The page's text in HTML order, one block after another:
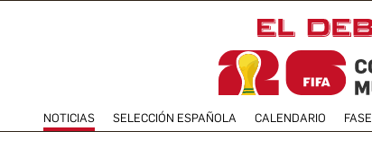
NOTICIAS SELECCIÓN ESPAÑOLA CALENDARIO